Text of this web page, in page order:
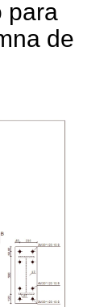
para
de